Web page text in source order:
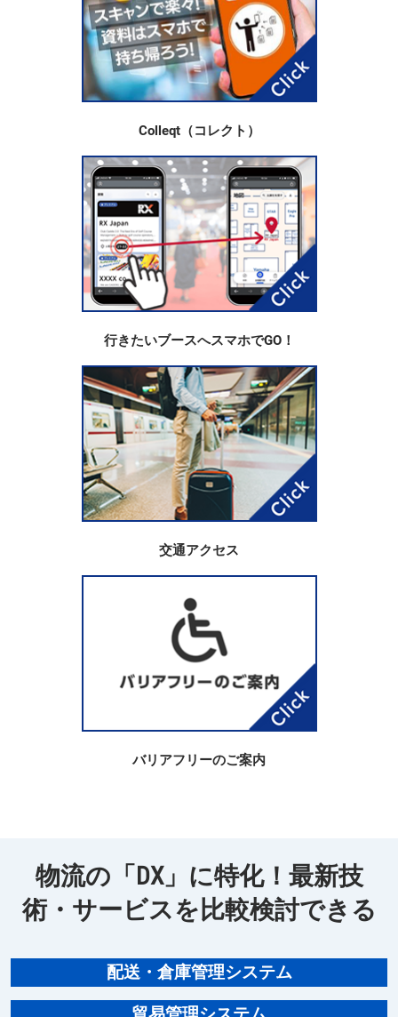
Colleqt（コレクト）
行きたいブースへスマホでGO！
交通アクセス
バリアフリーのご案内
物流の「DX」に特化！最新技
術・サービスを比較検討できる
配送・倉庫管理システム